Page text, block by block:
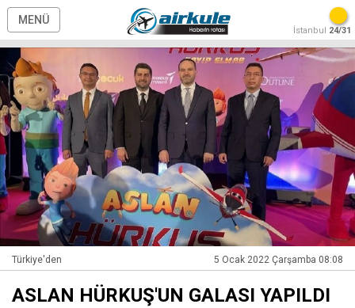
MENÜ
İstanbul 24/31
Türkiye'den 5 Ocak 2022 Çarşamba 08:08
ASLAN HÜRKUŞ'UN GALASI YAPILDI